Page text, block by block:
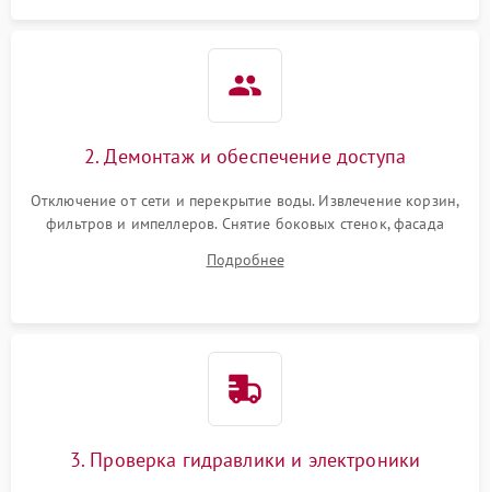
2. Демонтаж и обеспечение доступа
Отключение от сети и перекрытие воды. Извлечение корзин,
фильтров и импеллеров. Снятие боковых стенок, фасада
циркуляционному насосу, ТЭНу и сливной помпе.
Подробнее
3. Проверка гидравлики и электроники